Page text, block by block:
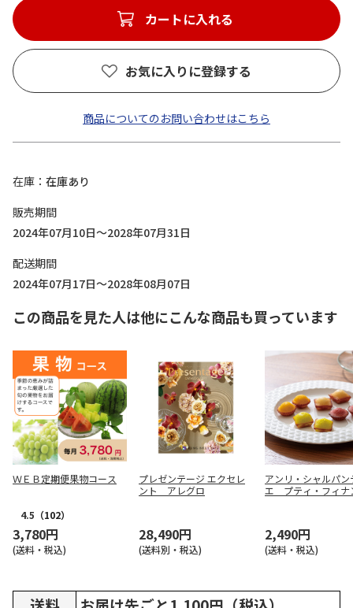
カートに入れる
お気に入りに登録する
商品についてのお問い合わせはこちら
在庫
在庫あり
販売期間
2024年07月10日～2028年07月31日
配送期間
2024年07月17日～2028年08月07日
この商品を見た人は他にこんな商品も買っています
ＷＥＢ定期便果物コース
4.5 （102）
3,780円
(送料・税込)
プレゼンテージ エクセレ
ント アレグロ
28,490円
(送料別・税込)
アンリ・シャルパン
エ プティ・フィナ
2,490円
(送料・税込)